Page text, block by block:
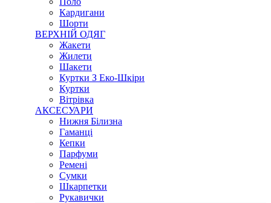
Кардигани
Шорти
ВЕРХНІЙ ОДЯГ
Жакети
Жилети
Шакети
Куртки З Еко-Шкіри
Куртки
Вітрівка
АКСЕСУАРИ
Нижня Білизна
Гаманці
Кепки
Парфуми
Ремені
Сумки
Шкарпетки
Рукавички